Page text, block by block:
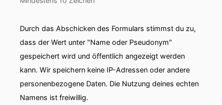
Durch das Abschicken des Formulars stimmst du zu,
dass der Wert unter "Name oder Pseudonym"
gespeichert wird und öffentlich angezeigt werden
kann. Wir speichern keine IP-Adressen oder andere
personenbezogene Daten. Die Nutzung deines echten
Namens ist freiwillig.